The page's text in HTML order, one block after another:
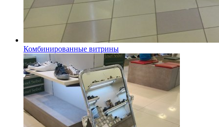
Комбинированные витрины